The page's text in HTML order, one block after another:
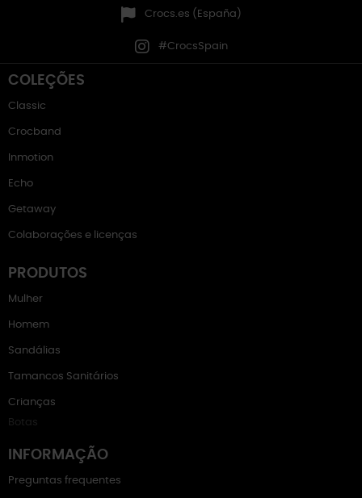
Crocs.es (España)
#CrocsSpain
COLEÇÕES
Classic
Crocband
Inmotion
Echo
Getaway
Colaborações e licenças
PRODUTOS
Mulher
Homem
Sandálias
Tamancos Sanitários
Crianças
Botas
INFORMAÇÃO
Preguntas frequentes